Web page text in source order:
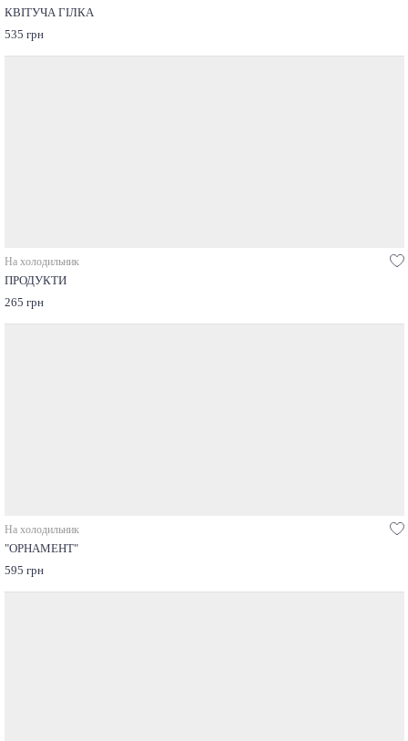
КВІТУЧА ГІЛКА
535 грн
На холодильник
ПРОДУКТИ
265 грн
На холодильник
"ОРНАМЕНТ"
595 грн